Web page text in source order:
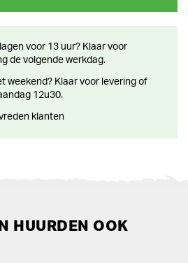
de volgende werkdag.
12u30.
klanten
HUURDEN OOK